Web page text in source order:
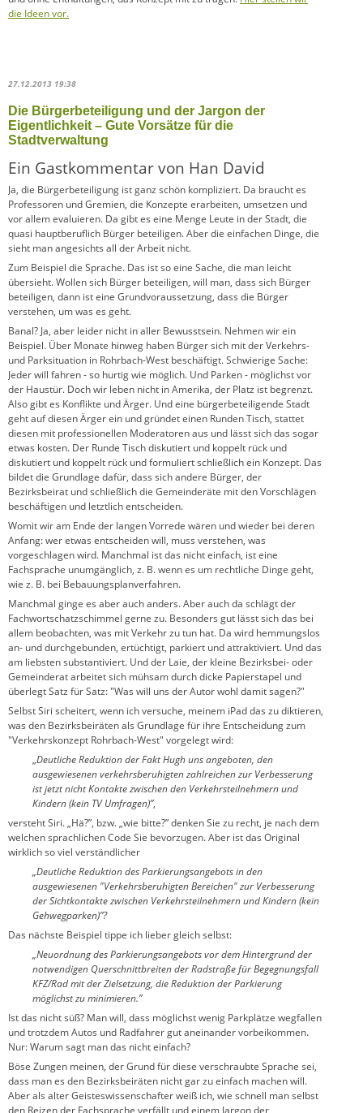
die Ideen vor.
27.12.2013 19:38
Die Bürgerbeteiligung und der Jargon der
Eigentlichkeit – Gute Vorsätze für die
Stadtverwaltung
Ein Gastkommentar von Han David
Ja, die Bürgerbeteiligung ist ganz schön kompliziert. Da braucht es
Professoren und Gremien, die Konzepte erarbeiten, umsetzen und
vor allem evaluieren. Da gibt es eine Menge Leute in der Stadt, die
quasi hauptberuflich Bürger beteiligen. Aber die einfachen Dinge, die
sieht man angesichts all der Arbeit nicht.
Zum Beispiel die Sprache. Das ist so eine Sache, die man leicht
übersieht. Wollen sich Bürger beteiligen, will man, dass sich Bürger
beteiligen, dann ist eine Grundvoraussetzung, dass die Bürger
verstehen, um was es geht.
Banal? Ja, aber leider nicht in aller Bewusstsein. Nehmen wir ein
Beispiel. Über Monate hinweg haben Bürger sich mit der Verkehrs-
und Parksituation in Rohrbach-West beschäftigt. Schwierige Sache:
Jeder will fahren - so hurtig wie möglich. Und Parken - möglichst vor
der Haustür. Doch wir leben nicht in Amerika, der Platz ist begrenzt.
Also gibt es Konflikte und Ärger. Und eine bürgerbeteiligende Stadt
geht auf diesen Ärger ein und gründet einen Runden Tisch, stattet
diesen mit professionellen Moderatoren aus und lässt sich das sogar
etwas kosten. Der Runde Tisch diskutiert und koppelt rück und
diskutiert und koppelt rück und formuliert schließlich ein Konzept. Das
bildet die Grundlage dafür, dass sich andere Bürger, der
Bezirksbeirat und schließlich die Gemeinderäte mit den Vorschlägen
beschäftigen und letztlich entscheiden.
Womit wir am Ende der langen Vorrede wären und wieder bei deren
Anfang: wer etwas entscheiden will, muss verstehen, was
vorgeschlagen wird. Manchmal ist das nicht einfach, ist eine
Fachsprache unumgänglich, z. B. wenn es um rechtliche Dinge geht,
wie z. B. bei Bebauungsplanverfahren.
Manchmal ginge es aber auch anders. Aber auch da schlägt der
Fachwortschatzschimmel gerne zu. Besonders gut lässt sich das bei
allem beobachten, was mit Verkehr zu tun hat. Da wird hemmungslos
an- und durchgebunden, ertüchtigt, parkiert und attraktiviert. Und das
am liebsten substantiviert. Und der Laie, der kleine Bezirksbei- oder
Gemeinderat arbeitet sich mühsam durch dicke Papierstapel und
überlegt Satz für Satz: "Was will uns der Autor wohl damit sagen?"
Selbst Siri scheitert, wenn ich versuche, meinem iPad das zu diktieren,
was den Bezirksbeiräten als Grundlage für ihre Entscheidung zum
"Verkehrskonzept Rohrbach-West" vorgelegt wird:
„Deutliche Reduktion der Fakt Hugh uns angeboten, den
ausgewiesenen verkehrsberuhigten zahlreichen zur Verbesserung
ist jetzt nicht Kontakte zwischen den Verkehrsteilnehmern und
Kindern (kein TV Umfragen)”,
versteht Siri. „Hä?”, bzw. „wie bitte?” denken Sie zu recht, je nach dem
welchen sprachlichen Code Sie bevorzugen. Aber ist das Original
wirklich so viel verständlicher
„Deutliche Reduktion des Parkierungsangebots in den
ausgewiesenen "Verkehrsberuhigten Bereichen" zur Verbesserung
der Sichtkontakte zwischen Verkehrsteilnehmern und Kindern (kein
Gehwegparken)”?
Das nächste Beispiel tippe ich lieber gleich selbst:
„Neuordnung des Parkierungsangebots vor dem Hintergrund der
notwendigen Querschnittbreiten der Radstraße für Begegnungsfall
KFZ/Rad mit der Zielsetzung, die Reduktion der Parkierung
möglichst zu minimieren.”
Ist das nicht süß? Man will, dass möglichst wenig Parkplätze wegfallen
und trotzdem Autos und Radfahrer gut aneinander vorbeikommen.
Nur: Warum sagt man das nicht einfach?
Böse Zungen meinen, der Grund für diese verschraubte Sprache sei,
dass man es den Bezirksbeiräten nicht gar zu einfach machen will.
Aber als alter Geisteswissenschafter weiß ich, wie schnell man selbst
den Reizen der Fachsprache verfällt und einem Jargon der